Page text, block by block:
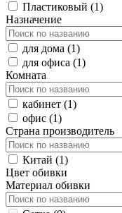
Пластиковый (1)
Назначение
для дома (1)
для офиса (1)
Комната
кабинет (1)
офис (1)
Страна производитель
Китай (1)
Цвет обивки
Материал обивки